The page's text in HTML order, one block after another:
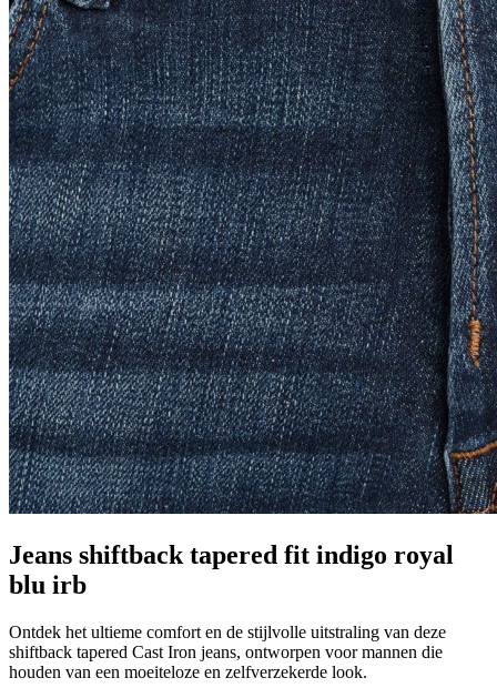
Jeans shiftback tapered fit indigo royal
blu irb
Ontdek het ultieme comfort en de stijlvolle uitstraling van deze
shiftback tapered Cast Iron jeans, ontworpen voor mannen die
houden van een moeiteloze en zelfverzekerde look.